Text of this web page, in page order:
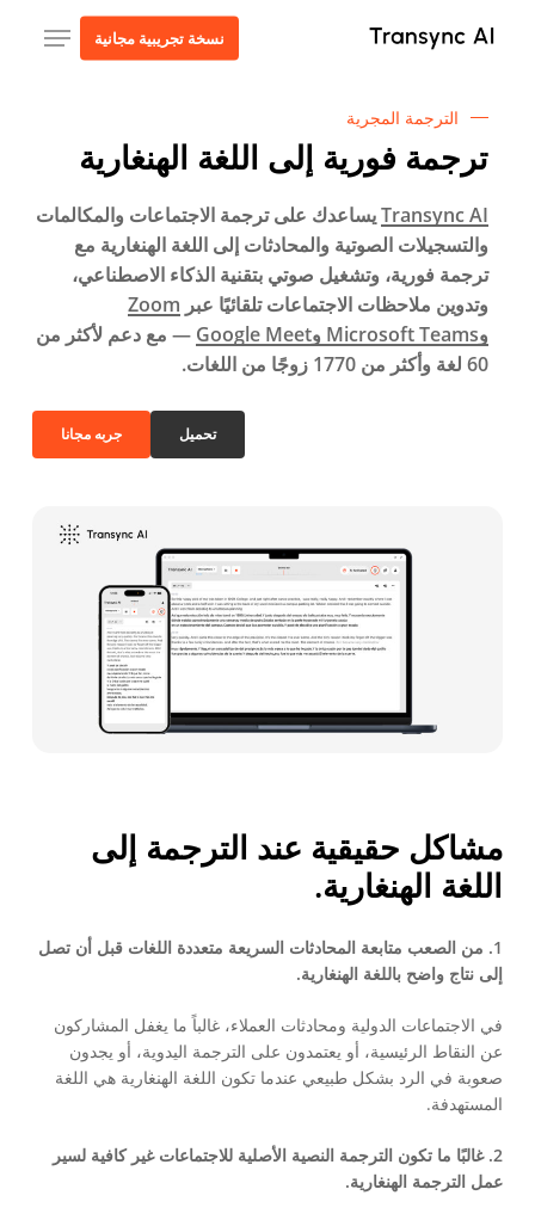
نسخة تجريبية مجانية قائمة طعام
الترجمة المجرية
ترجمة فورية إلى اللغة الهنغارية
Transync AIيساعدك على ترجمة الاجتماعات والمكالمات
والتسجيلات الصوتية والمحادثات إلى اللغة الهنغارية مع
ترجمة فورية، وتشغيل صوتي بتقنية الذكاء الاصطناعي،
وتدوين ملاحظات الاجتماعات تلقائيًا عبر Zoom
وMicrosoft Teams وGoogle Meet
— مع دعم لأكثر من
60 لغة وأكثر من 1770 زوجًا من اللغات.
جربه مجانا تحميل
مشاكل حقيقية عند الترجمة إلى
اللغة الهنغارية.
1. من الصعب متابعة المحادثات السريعة متعددة اللغات قبل أن تصل
إلى نتاج واضح باللغة الهنغارية.
في الاجتماعات الدولية ومحادثات العملاء، غالباً ما يغفل المشاركون
عن النقاط الرئيسية، أو يعتمدون على الترجمة اليدوية، أو يجدون
صعوبة في الرد بشكل طبيعي عندما تكون اللغة الهنغارية هي اللغة
المستهدفة.
2. غالبًا ما تكون الترجمة النصية الأصلية للاجتماعات غير كافية لسير
عمل الترجمة الهنغارية.